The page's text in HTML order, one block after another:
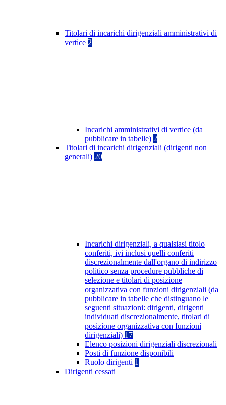
Titolari di incarichi dirigenziali amministrativi di
vertice 2
Incarichi amministrativi di vertice (da
pubblicare in tabelle) 2
Titolari di incarichi dirigenziali (dirigenti non
generali) 20
Incarichi dirigenziali, a qualsiasi titolo
conferiti, ivi inclusi quelli conferiti
discrezionalmente dall'organo di indirizzo
politico senza procedure pubbliche di
selezione e titolari di posizione
organizzativa con funzioni dirigenziali (da
pubblicare in tabelle che distinguano le
seguenti situazioni: dirigenti, dirigenti
individuati discrezionalmente, titolari di
posizione organizzativa con funzioni
dirigenziali) 17
Elenco posizioni dirigenziali discrezionali
Posti di funzione disponibili
Ruolo dirigenti 1
Dirigenti cessati